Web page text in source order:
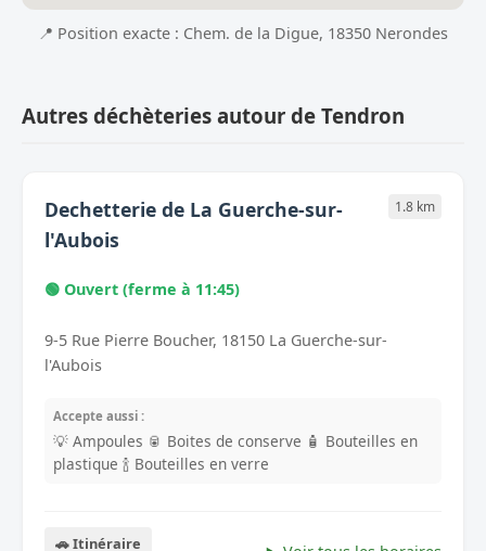
📍 Position exacte : Chem. de la Digue, 18350 Nerondes
Autres déchèteries autour de Tendron
Dechetterie de La Guerche-sur-
l'Aubois
1.8 km
🟢 Ouvert (ferme à 11:45)
9-5 Rue Pierre Boucher, 18150 La Guerche-sur-
l'Aubois
Accepte aussi :
💡 Ampoules 🥫 Boites de conserve 🧴 Bouteilles en
plastique 🍾 Bouteilles en verre
🚗 Itinéraire